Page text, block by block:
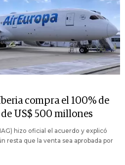
compra el 100% de
US$ 500 millones
hizo oficial el acuerdo y explicó
resta que la venta sea aprobada por